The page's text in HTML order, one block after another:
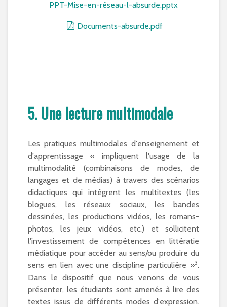
PPT-Mise-en-réseau-l-absurde.pptx
Documents-absurde.pdf
5. Une lecture multimodale
Les pratiques multimodales d'enseignement et
d'apprentissage « impliquent l'usage de la
multimodalité (combinaisons de modes, de
langages et de médias) à travers des scénarios
didactiques qui intègrent les multitextes (les
blogues, les réseaux sociaux, les bandes
dessinées, les productions vidéos, les romans-
photos, les jeux vidéos, etc.) et sollicitent
l'investissement de compétences en littératie
médiatique pour accéder au sens/ou produire du
sens en lien avec une discipline particulière »3.
Dans le dispositif que nous venons de vous
présenter, les étudiants sont amenés à lire des
textes issus de différents modes d'expression.